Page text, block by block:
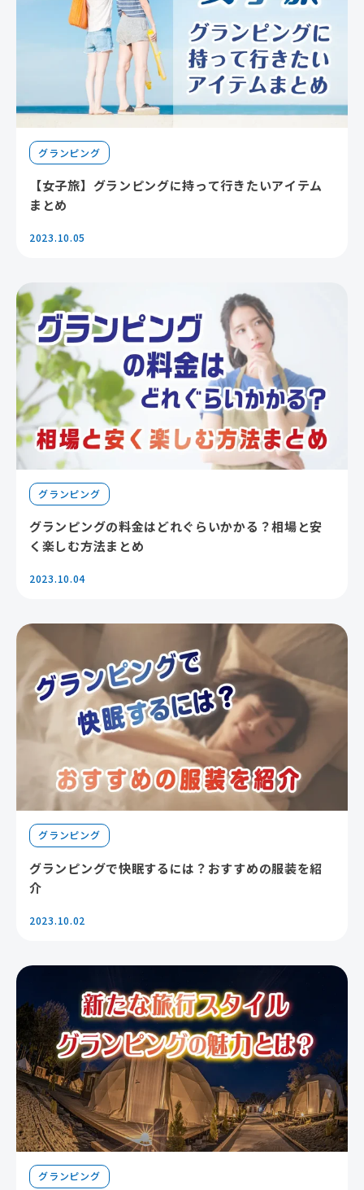
グランピング
【女子旅】グランピングに持って行きたいアイテム
まとめ
2023.10.05
グランピング
グランピングの料金はどれぐらいかかる？相場と安
く楽しむ方法まとめ
2023.10.04
グランピング
グランピングで快眠するには？おすすめの服装を紹
介
2023.10.02
グランピング